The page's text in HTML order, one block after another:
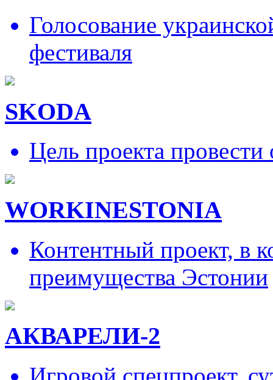
Голосование
фестиваля
SKODA
Цель проекта провести
WORKINESTONIA
Контентный проект, в
преимущества Эстонии
АКВАРЕЛИ-2